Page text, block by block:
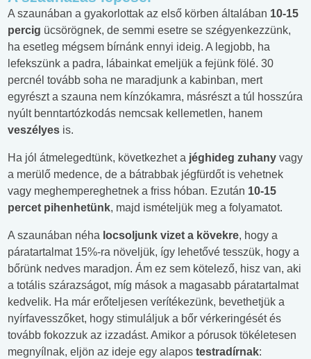
A szaunában a gyakorlottak az első körben általában 10-15
percig ücsörögnek, de semmi esetre se szégyenkezzünk,
ha esetleg mégsem bírnánk ennyi ideig. A legjobb, ha
lefekszünk a padra, lábainkat emeljük a fejünk fölé. 30
percnél tovább soha ne maradjunk a kabinban, mert
egyrészt a szauna nem kínzókamra, másrészt a túl hosszúra
nyúlt benntartózkodás nemcsak kellemetlen, hanem
veszélyes is.
Ha jól átmelegedtünk, következhet a jéghideg zuhany vagy
a merülő medence, de a bátrabbak jégfürdőt is vehetnek
vagy meghempereghetnek a friss hóban. Ezután 10-15
percet pihenhetünk, majd ismételjük meg a folyamatot.
A szaunában néha locsoljunk vizet a kövekre, hogy a
páratartalmat 15%-ra növeljük, így lehetővé tesszük, hogy a
bőrünk nedves maradjon. Ám ez sem kötelező, hisz van, aki
a totális szárazságot, míg mások a magasabb páratartalmat
kedvelik. Ha már erőteljesen verítékezünk, bevethetjük a
nyírfavesszőket, hogy stimuláljuk a bőr vérkeringését és
tovább fokozzuk az izzadást. Amikor a pórusok tökéletesen
megnyílnak, eljön az ideje egy alapos testradírnak: